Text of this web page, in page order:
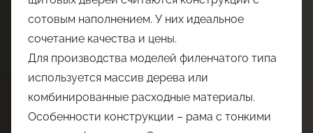
сотовым наполнением. У них идеальное
сочетание качества и цены.
Для производства моделей филенчатого типа
используется массив дерева или
комбинированные расходные материалы.
Особенности конструкции – рама с тонкими